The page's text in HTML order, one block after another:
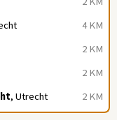
4 KM
2 KM
2 KM
2 KM
, Utrecht